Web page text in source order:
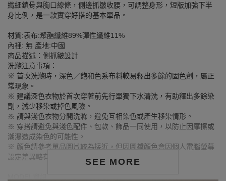
SEE MORE
纖細鎖骨與胸口線條，側邊抓皺收腰，可調整身形，短版加強下半
身比例，是一款實穿好搭的基本單品。
材質:表布:聚酯纖維89%彈性纖維11%
內裡: 無 產地:中國
商品描述：側抓皺設計
洗滌注意事項：
※ 首次洗滌時，深色／飽和色系布料較易釋出多餘的固色劑，屬正
常現象。
※ 建議深色衣物於首次穿著前先行單獨下水清洗，有助釋出多餘染
劑，減少移染或掉色風險。
※ 請與淺色衣物分開洗滌，避免互相染色或產生移染情形。
※ 穿搭請避免與淺色配件、包款、飾品一同使用，以防止因摩擦或
潮濕造成染色的可能性。
※ 顏色請參考單品圖片較為接近，但因圖檔顏色會因個人電腦螢幕
設定差異略有不同，請以實際商品顏色為準。